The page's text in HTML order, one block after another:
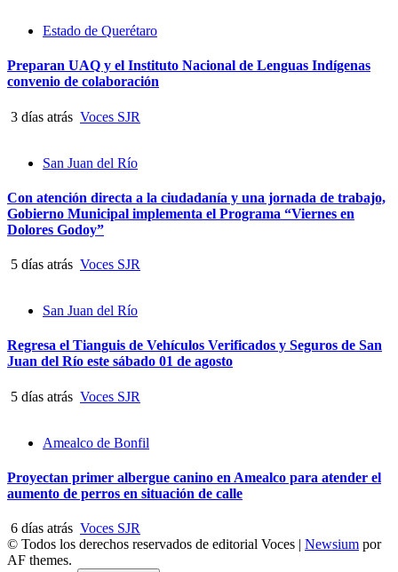
Estado de Querétaro
Preparan UAQ y el Instituto Nacional de Lenguas Indígenas
convenio de colaboración
3 días atrás Voces SJR
San Juan del Río
Con atención directa a la ciudadanía y una jornada de trabajo,
Gobierno Municipal implementa el Programa “Viernes en
Dolores Godoy”
5 días atrás Voces SJR
San Juan del Río
Regresa el Tianguis de Vehículos Verificados y Seguros de San
Juan del Río este sábado 01 de agosto
5 días atrás Voces SJR
Amealco de Bonfil
Proyectan primer albergue canino en Amealco para atender el
aumento de perros en situación de calle
6 días atrás Voces SJR
© Todos los derechos reservados de editorial Voces | Newsium por
AF themes.